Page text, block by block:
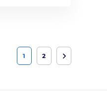
1 2